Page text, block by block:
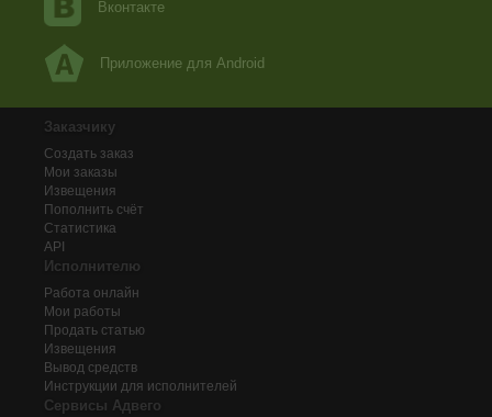
Вконтакте
Приложение для Android
Заказчику
Создать заказ
Мои заказы
Извещения
Пополнить счёт
Статистика
API
Исполнителю
Работа онлайн
Мои работы
Продать статью
Извещения
Вывод средств
Инструкции для исполнителей
Сервисы Адвего